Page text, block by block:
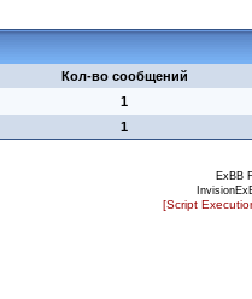
Кол-во сообщений
1
1
ExBB
[Script